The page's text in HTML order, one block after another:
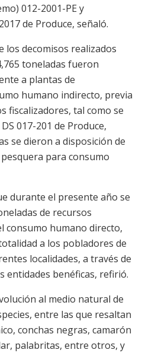
012-2001-PE y
de Produce, señaló.
los decomisos realizados
toneladas fueron
a plantas de
humano indirecto, previa
fiscalizadores, tal como se
017-201 de Produce,
se dieron a disposición de
para consumo
durante el presente año se
de recursos
consumo humano directo,
a los pobladores de
localidades, a través de
entidades benéficas, refirió.
al medio natural de
entre las que resaltan
conchas negras, camarón
palabritas, entre otros, y